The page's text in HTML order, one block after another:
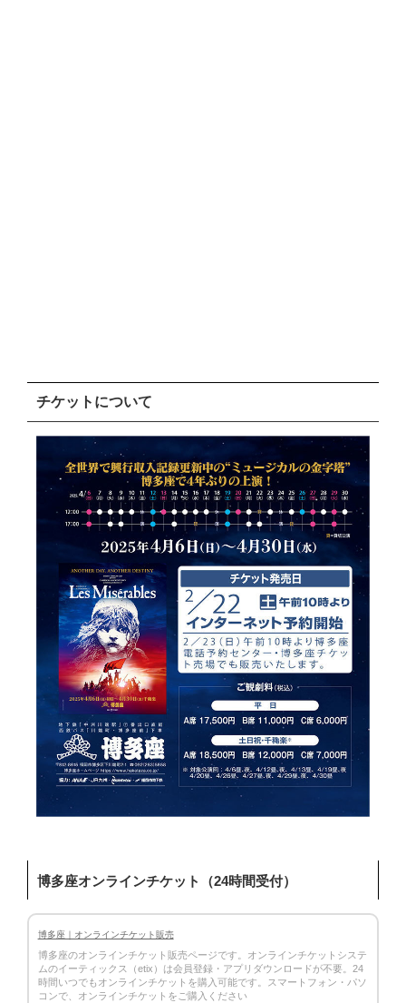
チケットについて
博多座オンラインチケット（24時間受付）
博多座｜オンラインチケット販売
博多座のオンラインチケット販売ページです。オンラインチケットシステ
ムのイーティックス（etix）は会員登録・アプリダウンロードが不要。24
時間いつでもオンラインチケットを購入可能です。スマートフォン・パソ
コンで、オンラインチケットをご購入ください